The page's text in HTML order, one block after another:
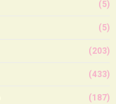
(5)
(5)
(203)
(433)
(187)